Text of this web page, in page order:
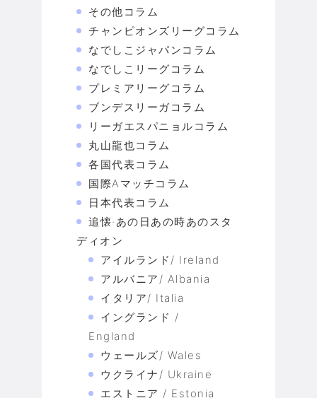
その他コラム
チャンピオンズリーグコラム
なでしこジャパンコラム
なでしこリーグコラム
プレミアリーグコラム
ブンデスリーガコラム
リーガエスパニョルコラム
丸山龍也コラム
各国代表コラム
国際Aマッチコラム
日本代表コラム
追懐·あの日あの時あのスタ
ディオン
アイルランド/ Ireland
アルバニア/ Albania
イタリア/ Italia
イングランド /
England
ウェールズ/ Wales
ウクライナ/ Ukraine
エストニア / Estonia